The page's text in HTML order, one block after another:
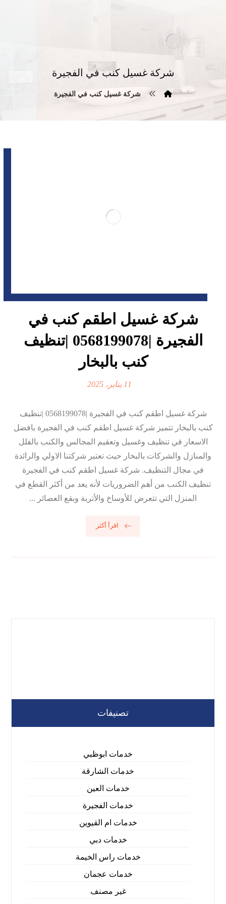
شركة غسيل كنب في الفجيرة
شركة غسيل كنب في الفجيرة
شركة غسيل اطقم كنب في
الفجيرة |0568199078 |تنظيف
كنب بالبخار
11 يناير، 2025
شركة غسيل اطقم كنب في الفجيرة |0568199078 |تنظيف
كنب بالبخار تتميز شركة غسيل اطقم كنب في الفجيرة بافضل
الاسعار في تنظيف وغسيل وتعقيم المجالس والكنب بالفلل
والمنازل والشركات بالبخار حيث تعتبر شركتنا الاولي والرائدة
في مجال التنظيف. شركة غسيل اطقم كنب في الفجيرة
تنظيف الكنب من أهم الضروريات لأنه يعد من أكثر القطع في
المنزل التي تتعرض للأوساخ والأتربة وبقع العصائر ...
اقرأ أكثر
تصنيفات
خدمات ابوظبي
خدمات الشارقة
خدمات العين
خدمات الفجيرة
خدمات ام القيوين
خدمات دبي
خدمات راس الخيمة
خدمات عجمان
غير مصنف